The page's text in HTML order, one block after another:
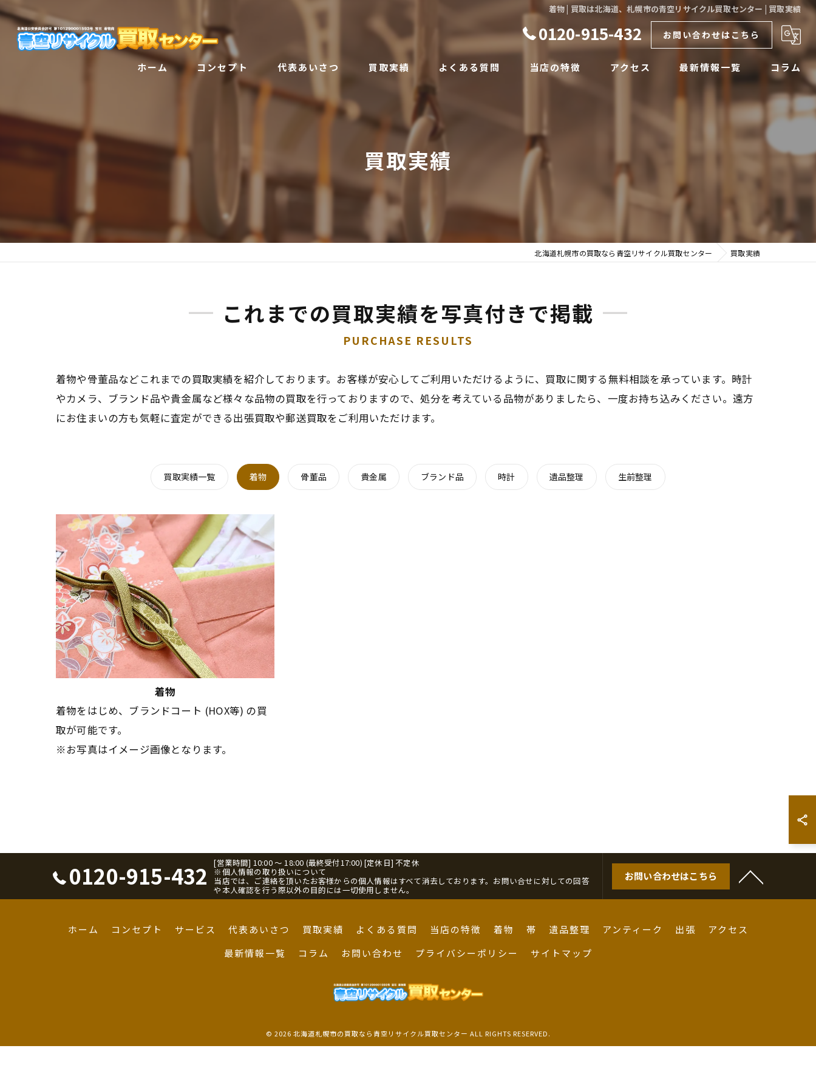
着物 | 買取は北海道、札幌市の青空リサイクル買取センター | 買取実績
0120-915-432 お問い合わせはこちら
ホーム コンセプト 代表あいさつ 買取実績 よくある質問 当店の特徴
帯
遺品整理
アクセス 最新情報一覧 コラム
買取実績
北海道札幌市の買取なら青空リサイクル買取センター 買取実績
これまでの買取実績を写真付きで掲載
PURCHASE RESULTS
着物や骨董品などこれまでの買取実績を紹介しております。お客様が安心してご利用いただけるように、買取に関する無料相談を承っています。時計
やカメラ、ブランド品や貴金属など様々な品物の買取を行っておりますので、処分を考えている品物がありましたら、一度お持ち込みください。遠方
にお住まいの方も気軽に査定ができる出張買取や郵送買取をご利用いただけます。
買取実績一覧 着物 骨董品 貴金属 ブランド品 時計 遺品整理 生前整理
着物
着物をはじめ、ブランドコート (HOX等) の買
取が可能です。
※お写真はイメージ画像となります。
0120-915-432 [営業時間] 10:00 ～ 18:00 (最終受付17:00) [定休日] 不定休
※個人情報の取り扱いについて
当店では、ご連絡を頂いたお客様からの個人情報はすべて消去しております。お問い合せに対しての回答
や本人確認を行う際以外の目的には一切使用しません。
お問い合わせはこちら
ホーム コンセプト サービス 代表あいさつ 買取実績 よくある質問 当店の特徴 着物 帯 遺品整理 アンティーク 出張
アクセス
最新情報一覧
コラム お問い合わせ プライバシーポリシー サイトマップ
© 2026 北海道札幌市の買取なら青空リサイクル買取センター ALL RIGHTS RESERVED.